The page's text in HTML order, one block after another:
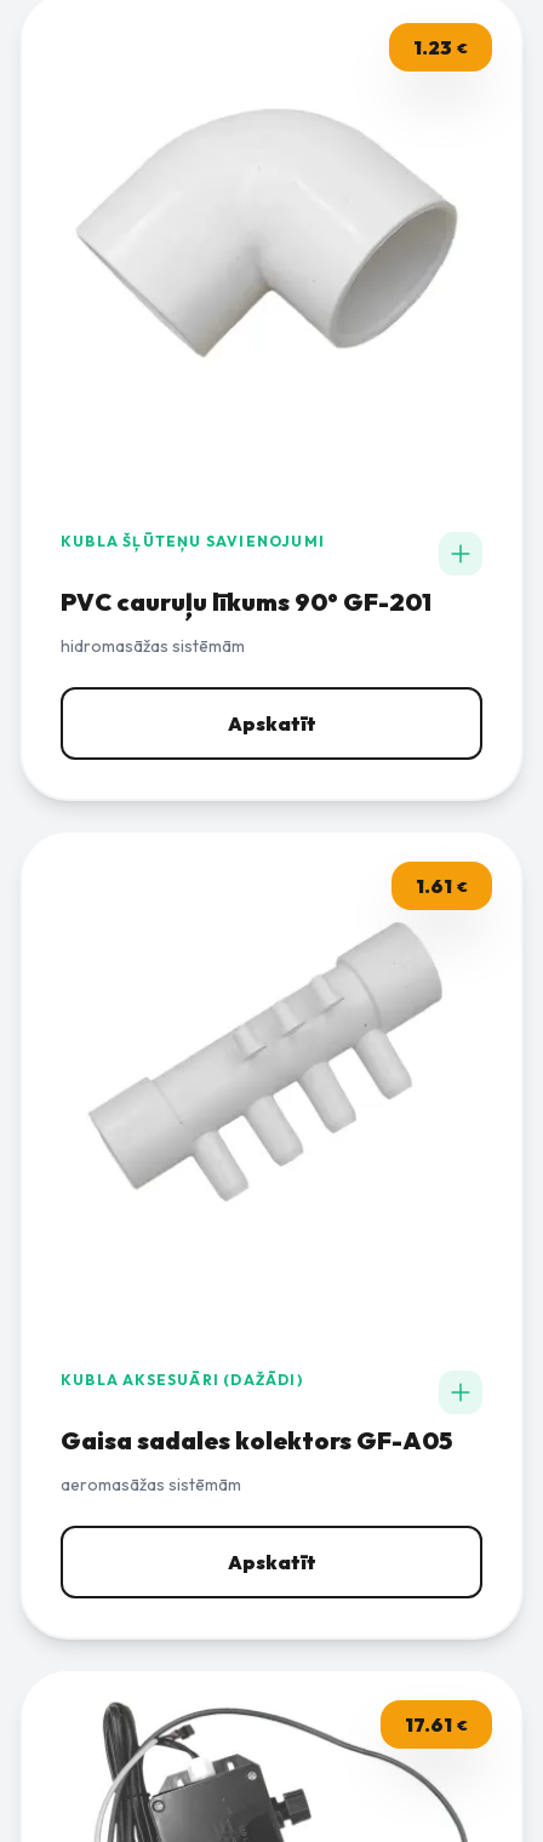
1.23 €
KUBLA ŠĻŪTEŅU SAVIENOJUMI
PVC cauruļu līkums 90° GF-201
hidromasāžas sistēmām
Apskatīt
1.61 €
KUBLA AKSESUĀRI (DAŽĀDI)
Gaisa sadales kolektors GF-A05
aeromasāžas sistēmām
Apskatīt
17.61 €